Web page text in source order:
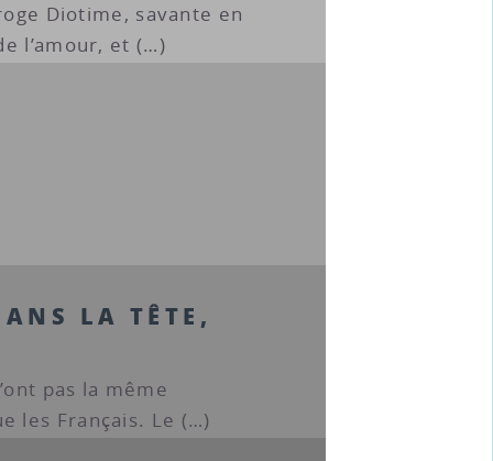
Diotime, savante en
l’amour, et (…)
LA TÊTE,
pas la même
les Français. Le (…)